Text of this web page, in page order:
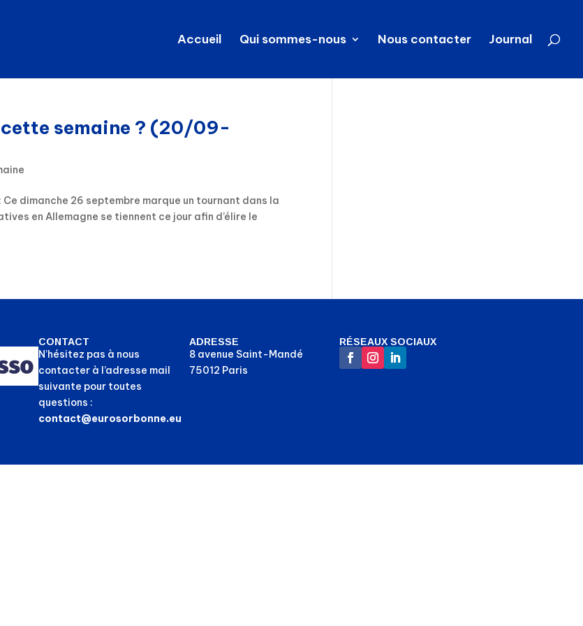
Accueil Qui sommes-nous Nous contacter Journal
cette semaine ? (20/09-
dimanche 26 septembre marque un tournant dans la
en Allemagne se tiennent ce jour afin d’élire le
CONTACT
N’hésitez pas à nous
contacter à l’adresse mail
suivante pour toutes
questions :
contact@eurosorbonne.eu
ADRESSE
8 avenue Saint-Mandé
75012 Paris
RÉSEAUX SOCIAUX